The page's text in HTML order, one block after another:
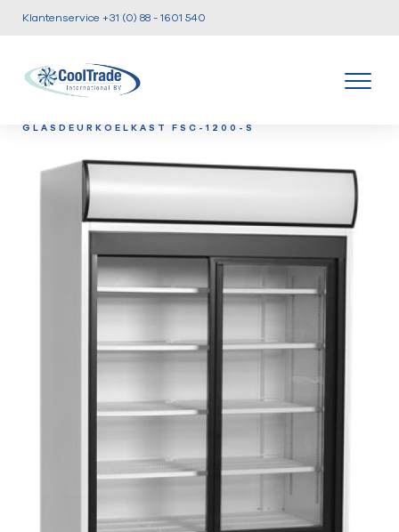
Klantenservice +31 (0) 88 - 1601 540
GLASDEURKOELKAST FSC-1200-S